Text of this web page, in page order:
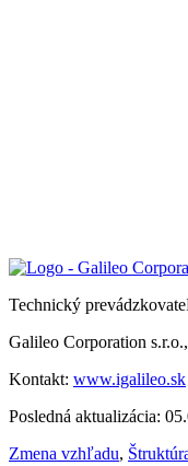
Technický
Galileo Corporation
Kontakt: www.igalileo.sk
Posledná aktualizácia:
Zmena vzhľadu,